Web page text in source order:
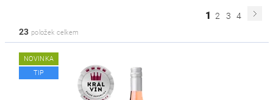
1 2 3
4
23 položek celkem
NOVINKA
TIP